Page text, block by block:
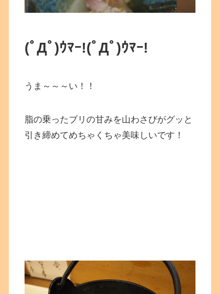
(ﾟДﾟ)ｳﾏｰ!(ﾟДﾟ)ｳﾏｰ!
うま～～～い！！
脂の乗ったブリの甘みを山わさびがグッと
引き締めてめちゃくちゃ美味しいです！